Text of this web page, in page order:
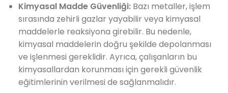
Kimyasal Madde Güvenliği:Bazı metaller, işlem
sırasında zehirli gazlar yayabilir veya kimyasal
maddelerle reaksiyona girebilir. Bu nedenle,
kimyasal maddelerin doğru şekilde depolanması
ve işlenmesi gereklidir. Ayrıca, çalışanların bu
kimyasallardan korunması için gerekli güvenlik
eğitimlerinin verilmesi de sağlanmalıdır.